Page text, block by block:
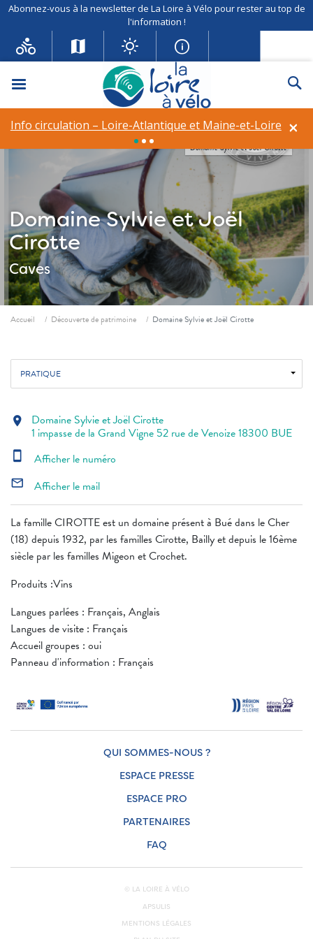
Abonnez-vous à la newsletter de La Loire à Vélo pour rester au top de
l'information !
Menu
×
Info circulation – Loire-Atlantique et Maine-et-Loire
Domaine Sylvie et Joël
Cirotte
Caves
Domaine Sylvie et Joel Cirotte
Fil d'ariane
Accueil Découverte de patrimoine Domaine Sylvie et Joël Cirotte
PRATIQUE
La famille CIROTTE est un domaine présent à Bué dans le Cher
(18) depuis 1932, par les familles Cirotte, Bailly et depuis le 16ème
siècle par les familles Migeon et Crochet.
Produits :Vins
Langues parlées : Français, Anglais
Langues de visite : Français
Accueil groupes : oui
Panneau d'information : Français
location_on Domaine Sylvie et Joël Cirotte
1 impasse de la Grand Vigne 52 rue de Venoize 18300 BUE
smartphone Afficher le numéro
mail_outline Afficher le mail
QUI SOMMES-NOUS ?
ESPACE PRESSE
ESPACE PRO
PARTENAIRES
FAQ
© LA LOIRE À VÉLO
APSULIS
MENTIONS LÉGALES